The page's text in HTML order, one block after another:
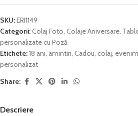
SKU:ERI1149
Categorii:Colaj Foto Colaje Aniversare
personalizate cu Poză
Etichete:18 ani amintiri Cadou colaj
personalizat
Share:
Descriere